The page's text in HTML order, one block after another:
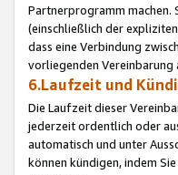
Partnerprogramm machen.
(einschließlich der
dass eine Verbindung
vorliegenden
6.Laufzeit und
Die Laufzeit dieser
jederzeit ordentlich oder
automatisch und unter
können kündigen, indem